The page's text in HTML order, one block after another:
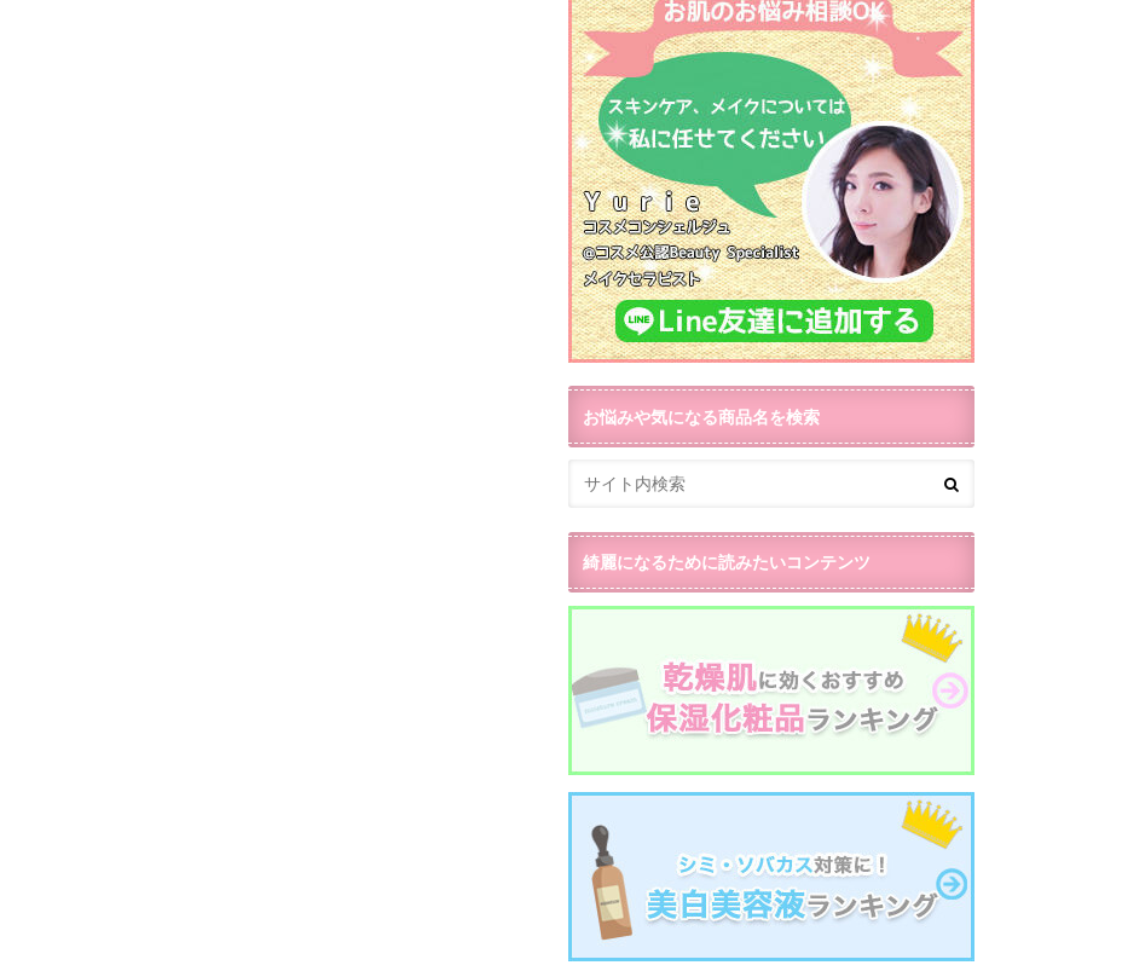
お悩みや気になる商品名を検索
綺麗になるために読みたいコンテンツ